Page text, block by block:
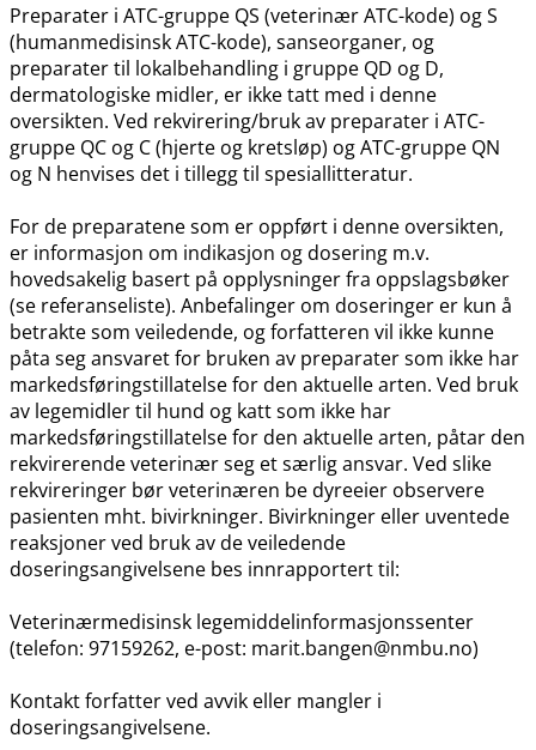
Preparater i ATC-gruppe QS (veterinær ATC-kode) og S
(humanmedisinsk ATC-kode), sanseorganer, og
preparater til lokalbehandling i gruppe QD og D,
dermatologiske midler, er ikke tatt med i denne
oversikten. Ved rekvirering​/​bruk av preparater i ATC-
gruppe QC og C (hjerte og kretsløp) og ATC-gruppe QN
og N henvises det i tillegg til spesiallitteratur.
For de preparatene som er oppført i denne oversikten,
er informasjon om indikasjon og dosering m.v.
hovedsakelig basert på opplysninger fra oppslagsbøker
(se referanseliste). Anbefalinger om doseringer er kun å
betrakte som veiledende, og forfatteren vil ikke kunne
påta seg ansvaret for bruken av preparater som ikke har
markedsføringstillatelse for den aktuelle arten. Ved bruk
av legemidler til hund og katt som ikke har
markedsføringstillatelse for den aktuelle arten, påtar den
rekvirerende veterinær seg et særlig ansvar. Ved slike
rekvireringer bør veterinæren be dyreeier observere
pasienten mht. bivirkninger. Bivirkninger eller uventede
reaksjoner ved bruk av de veiledende
doseringsangivelsene bes innrapportert til:
Veterinærmedisinsk legemiddelinformasjonssenter
(telefon: 97159262, e-post: marit.bangen@nmbu.no)
Kontakt forfatter ved avvik eller mangler i
doseringsangivelsene.